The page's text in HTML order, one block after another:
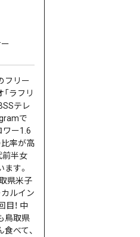
フリー
ラフリ
テレ
で
ワー1.6
率が高
前半女
す。
県米子
カルイン
目！ 中
鳥取県
べて、